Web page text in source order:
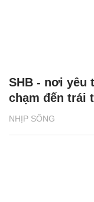
NHỊP SỐNG
SHB - nơi yêu
chạm đến trái